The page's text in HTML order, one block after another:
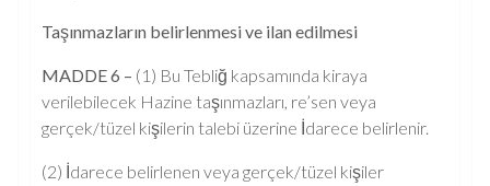
Taşınmazların belirlenmesi ve ilan edilmesi
MADDE 6 – (1) Bu Tebliğ kapsamında kiraya
verilebilecek Hazine taşınmazları, re’sen veya
gerçek/tüzel kişilerin talebi üzerine İdarece belirlenir.
(2) İdarece belirlenen veya gerçek/tüzel kişiler